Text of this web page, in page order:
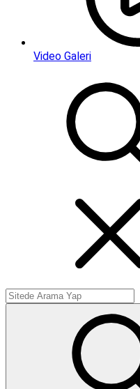
Video Galeri